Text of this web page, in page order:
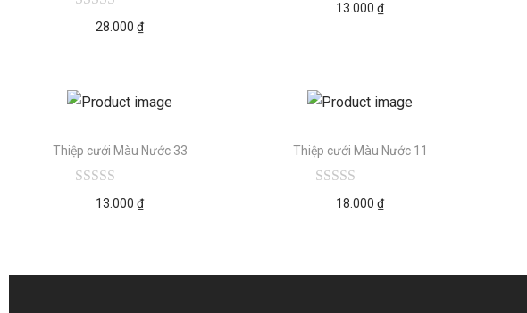
28.000₫
13.000₫
Thiệp cưới Màu Nước 33
13.000₫
Thiệp cưới Màu Nước 11
18.000₫